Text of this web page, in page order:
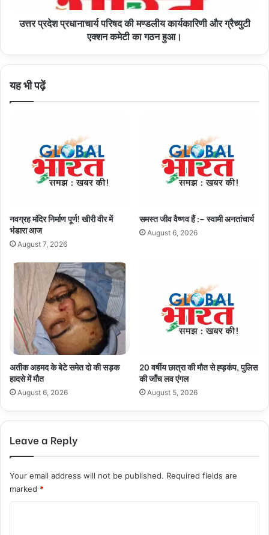
एक्शनउत्तर प्रदेश प्रधानाचार्य परिषद की मण्डलीय कार्यकारिणी और ग्रैच्युटी
एक्शन कमेटी का गठन हुआ।
यह भी पढ़ें
नवग्रह मंदिर निर्माण पूर्ण! खीरी वीर में
भंडारा आज
August 7, 2026
समस्त जीव वैष्णव हैं :– स्वामी अनतांचार्य
August 6, 2026
अतीक अहमद के बेटे समेत दो की सड़क
हादसे में मौत
August 6, 2026
20 वर्षीय छात्रा की मौत से ह्ड़कंप, पुलिस
की जाँच लव एंगल
August 5, 2026
Leave a Reply
Your email address will not be published. Required fields are
marked *